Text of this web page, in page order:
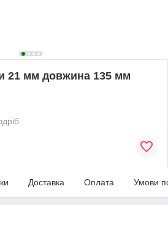
21 мм довжина 135 мм
Доставка Оплата Умови